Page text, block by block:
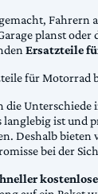
Fahrern
planst
Ersatzteile
für Motorrad
die Unterschiede
ist und
Deshalb
bei der